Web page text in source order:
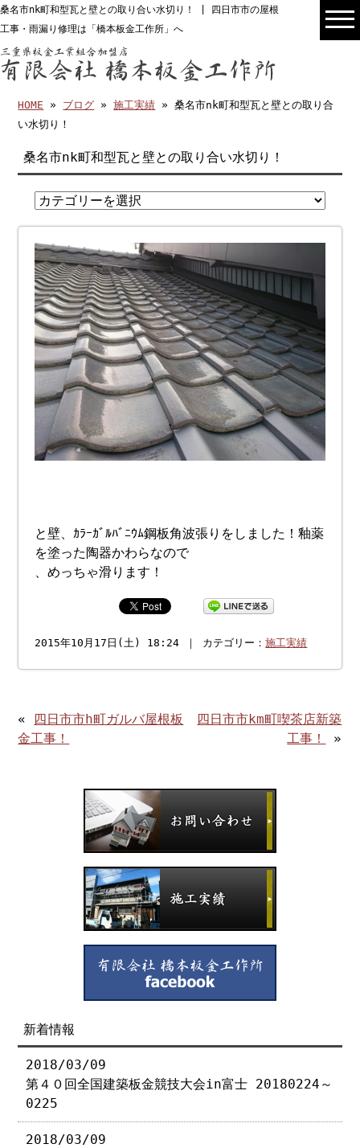
桑名市nk町和型瓦と壁との取り合い水切り！ | 四日市市の屋根
工事・雨漏り修理は「橋本板金工作所」へ
HOME » ブログ »施工実績 » 桑名市nk町和型瓦と壁との取り合
い水切り！
桑名市nk町和型瓦と壁との取り合い水切り！
と壁、ｶﾗｰｶﾞﾙﾊﾞﾆｳﾑ鋼板角波張りをしました！釉薬
を塗った陶器かわらなので
、めっちゃ滑ります！
2015年10月17日(土) 18:24 ｜ カテゴリー：施工実績
« 四日市市h町ガルバ屋根板
金工事！
四日市市km町喫茶店新築
工事！
»
新着情報
2018/03/09
第４０回全国建築板金競技大会in富士 20180224～
0225
2018/03/09